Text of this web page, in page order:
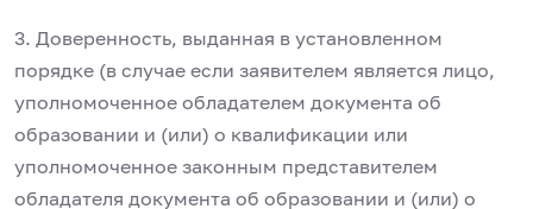
3. Доверенность, выданная в установленном
порядке (в случае если заявителем является лицо,
уполномоченное обладателем документа об
образовании и (или) о квалификации или
уполномоченное законным представителем
обладателя документа об образовании и (или) о